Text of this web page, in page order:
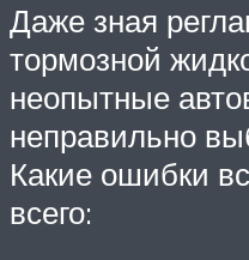
Даже зная
тормозной
неопытные
неправильно
Какие ошибки
всего: